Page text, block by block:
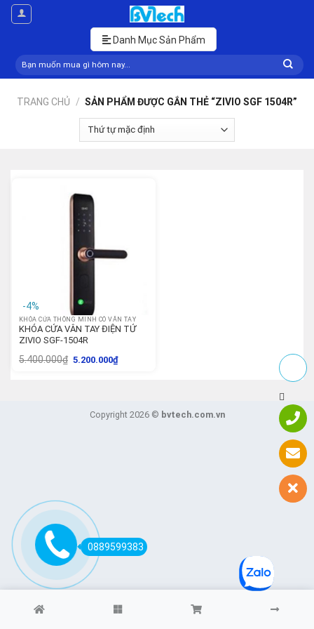
Skip
Danh Mục Sản Phẩm
Tìm
kiếm:
TRANG CHỦ / SẢN PHẨM ĐƯỢC GẮN THẺ “ZIVIO SGF 1504R”
KHÓA CỬA THÔNG MINH CÓ VÂN TAY
KHÓA CỬA VÂN TAY ĐIỆN TỬ
ZIVIO SGF-1504R
5.400.000₫ 5.200.000₫
-4%
Copyright 2026 © bvtech.com.vn
0889599383